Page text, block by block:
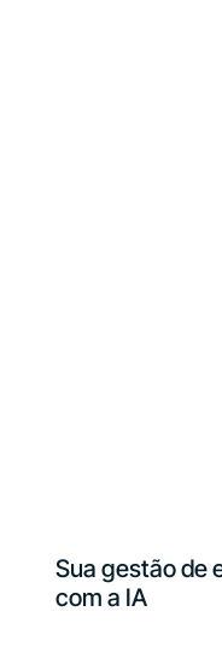
Sua gestão de
com a IA